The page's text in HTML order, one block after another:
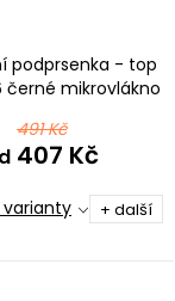
podprsenka - top
černé mikrovlákno
491 Kč
407 Kč
+ další